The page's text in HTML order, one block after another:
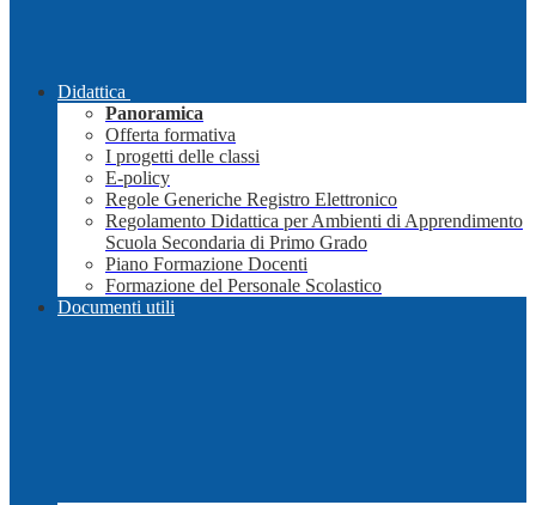
Didattica
Panoramica
Offerta formativa
I progetti delle classi
E-policy
Regole Generiche Registro Elettronico
Regolamento Didattica per Ambienti di Apprendimento
Scuola Secondaria di Primo Grado
Piano Formazione Docenti
Formazione del Personale Scolastico
Documenti utili